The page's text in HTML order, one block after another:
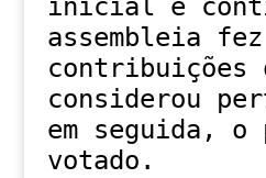
inicial e
assembleia
contribuições
considerou
em seguida,
votado.